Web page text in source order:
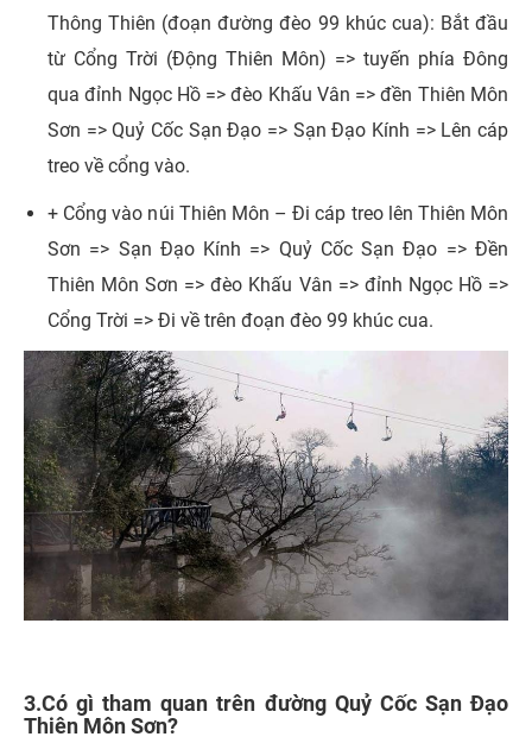
Thông Thiên (đoạn đường đèo 99 khúc cua): Bắt đầu
từ Cổng Trời (Động Thiên Môn) => tuyến phía Đông
qua đỉnh Ngọc Hồ => đèo Khấu Vân => đền Thiên Môn
Sơn => Quỷ Cốc Sạn Đạo => Sạn Đạo Kính => Lên cáp
treo về cổng vào.
+ Cổng vào núi Thiên Môn – Đi cáp treo lên Thiên Môn
Sơn => Sạn Đạo Kính => Quỷ Cốc Sạn Đạo => Đền
Thiên Môn Sơn => đèo Khấu Vân => đỉnh Ngọc Hồ =>
Cổng Trời => Đi về trên đoạn đèo 99 khúc cua.
3.Có gì tham quan trên đường Quỷ Cốc Sạn Đạo
Thiên Môn Sơn?